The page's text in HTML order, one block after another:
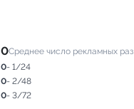
0Среднее число рекламных
0- 1/24
0- 2/48
0- 3/72